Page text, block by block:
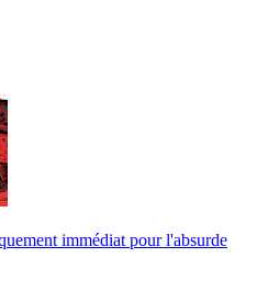
immédiat pour l'absurde